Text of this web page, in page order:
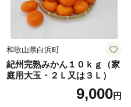
ー体験と３種類のガラス
。
滝。上部に岩盤が突き出
ら眺めることができる「裏
テンのような神秘的な姿
ています。
和歌山県白浜町
紀州完熟みかん１０ｋｇ（家
庭用大玉・２Ｌ又は３Ｌ）
9,000円